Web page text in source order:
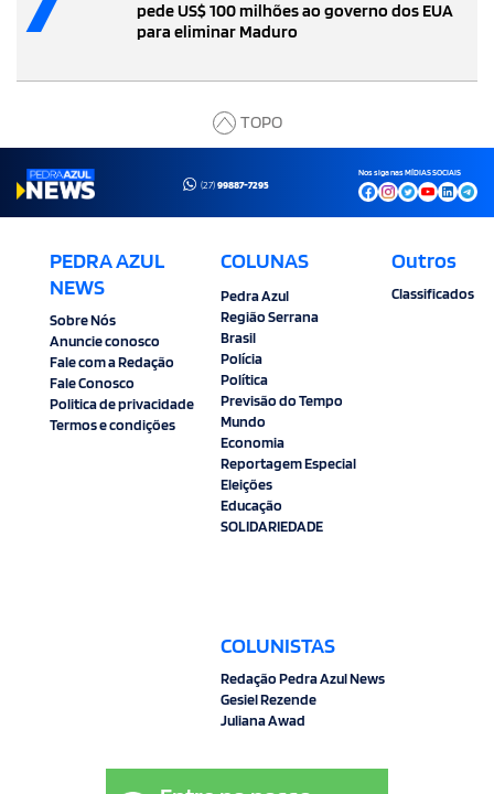
pede US$ 100 milhões ao governo dos EUA
para eliminar Maduro
TOPO
(27)99887-7295
Nos siga nas MÍDIAS SOCIAIS
PEDRA AZUL
NEWS
Sobre Nós
Anuncie conosco
Fale com a Redação
Fale Conosco
Politica de privacidade
Termos e condições
COLUNAS
Pedra Azul
Região Serrana
Brasil
Polícia
Política
Previsão do Tempo
Mundo
Economia
Reportagem Especial
Eleições
Educação
SOLIDARIEDADE
COLUNISTAS
Redação Pedra Azul News
Gesiel Rezende
Juliana Awad
Outros
Classificados